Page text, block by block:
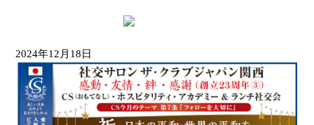
2024年12月18日